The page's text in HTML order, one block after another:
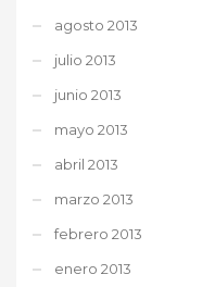
agosto 2013
julio 2013
junio 2013
mayo 2013
abril 2013
marzo 2013
febrero 2013
enero 2013